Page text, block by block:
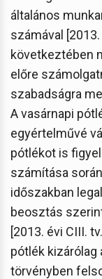
általános
számával
következtében
előre
szabadságra
A vasárnapi
egyértelművé
pótlékot is
számítása
időszakban
beosztás
[2013. évi CIII.
pótlék kizárólag
törvényben